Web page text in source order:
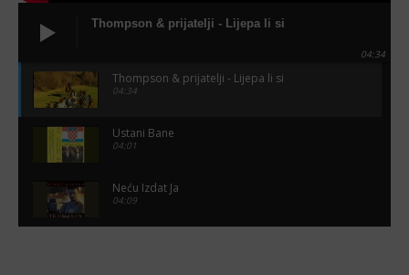
Thompson & prijatelji - Lijepa li si
04:34
Thompson & prijatelji - Lijepa li si
04:34
Ustani Bane
04:01
Neću Izdat Ja
04:09